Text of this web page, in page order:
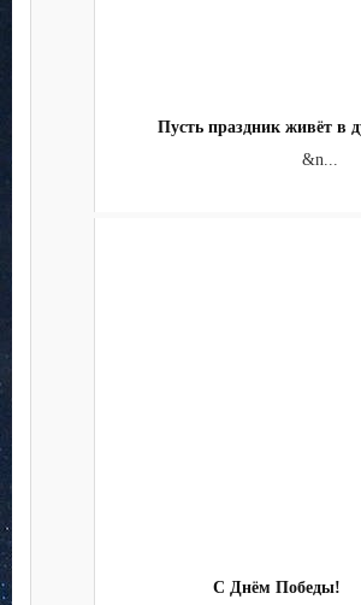
Пусть праздник живёт в
&n...
С Днём Победы!